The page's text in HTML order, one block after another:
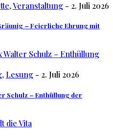
,Veranstaltung - 2. Juli 2026
– Feierliche Ehrung mit
,Lesung - 2. Juli 2026
Schulz – Enthüllung der